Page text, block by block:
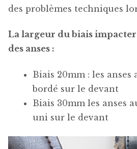
des problèmes techniques
La largeur du biais
des anses :
Biais 20mm : les
bordé sur le devant
Biais 30mm les anses
uni sur le devant